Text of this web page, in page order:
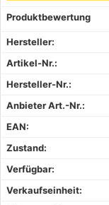
Produktbewertung
Hersteller:
Artikel-Nr.:
Hersteller-Nr.:
Anbieter Art.-Nr.:
EAN:
Zustand:
Verfügbar:
Verkaufseinheit: